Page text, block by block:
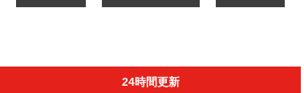
24時間更新